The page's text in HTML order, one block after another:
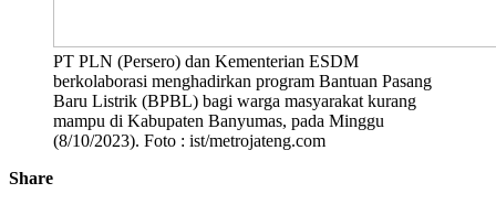
PT PLN (Persero) dan Kementerian ESDM
berkolaborasi menghadirkan program Bantuan Pasang
Baru Listrik (BPBL) bagi warga masyarakat kurang
mampu di Kabupaten Banyumas, pada Minggu
(8/10/2023). Foto : ist/metrojateng.com
Share